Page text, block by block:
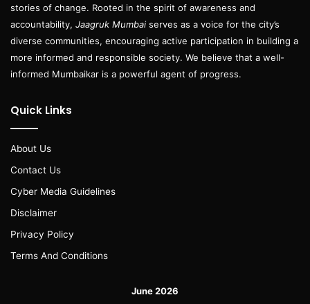
stories of change. Rooted in the spirit of awareness and
accountability, Jaagruk Mumbai serves as a voice for the city’s
diverse communities, encouraging active participation in building a
more informed and responsible society. We believe that a well-
informed Mumbaikar is a powerful agent of progress.
Quick Links
About Us
Contact Us
Cyber Media Guidelines
Disclaimer
Privacy Policy
Terms And Conditions
June 2026